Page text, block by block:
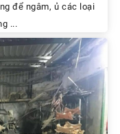
để ngâm, ủ các loại
...